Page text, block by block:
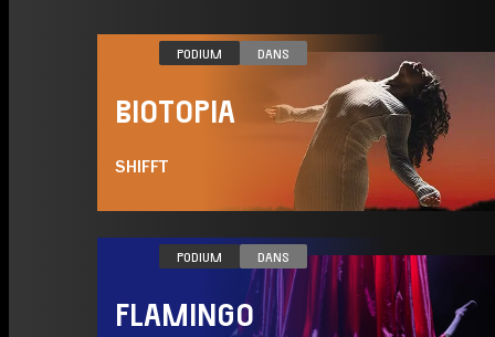
PODIUM DANS
BIOTOPIA
SHIFFT
ZA 16.01
PODIUM DANS
FLAMINGO